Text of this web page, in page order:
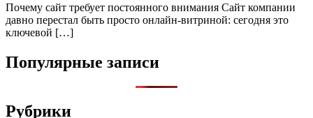
Почему сайт требует постоянного внимания Сайт компании
давно перестал быть просто онлайн-витриной: сегодня это
ключевой […]
Популярные записи
Рубрики